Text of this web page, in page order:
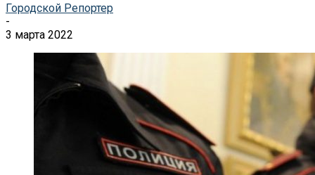
Городской Репортер
-
3 марта 2022